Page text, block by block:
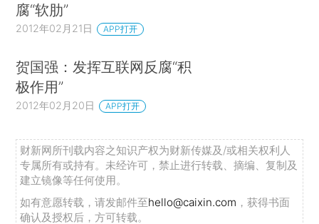
腐“软肋”
2012年02月21日 APP打开
贺国强：发挥互联网反腐“积
极作用”
2012年02月20日 APP打开
财新网所刊载内容之知识产权为财新传媒及/或相关权利人
专属所有或持有。未经许可，禁止进行转载、摘编、复制及
建立镜像等任何使用。
如有意愿转载，请发邮件至hello@caixin.com ，获得书面
确认及授权后，方可转载。